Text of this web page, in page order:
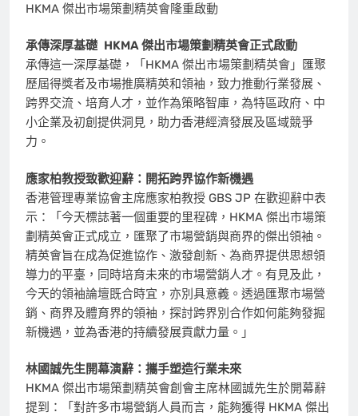
HKMA 傑出市場策劃精英會隆重啟動
承傳深厚基礎 HKMA傑出市場策劃精英會正式啟動
承傳這一深厚基礎，「HKMA 傑出市場策劃精英會」匯聚
歷屆得獎者及市場推廣精英和領袖，致力推動行業發展、
跨界交流、培育人才，並作為策略智庫，為特區政府、中
小企業及初創提供洞見，助力香港經濟發展及區域競爭
力。
應家柏教授致歡迎辭：開拓跨界協作新機遇
香港管理專業協會主席應家柏教授 GBS JP 在歡迎辭中表
示：「今天標誌著一個重要的里程碑，HKMA 傑出市場策
劃精英會正式成立，匯聚了市場營銷與商界的傑出領袖。
精英會旨在成為促進協作、激發創新、為商界提供思想領
導力的平臺，同時培育未來的市場營銷人才。有見及此，
今天的領袖論壇既合時宜，亦別具意義。透過匯聚市場營
銷、商界及體育界的領袖，探討跨界別合作如何能夠發掘
新機遇，並為香港的持續發展貢獻力量。」
林國誠先生開幕演辭：攜手塑造行業未來
HKMA 傑出市場策劃精英會創會主席林國誠先生於開幕辭
提到：「對許多市場營銷人員而言，能夠獲得 HKMA 傑出